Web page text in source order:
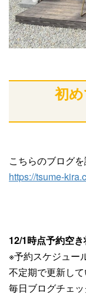
初
こちらのブログ
https://tsume-
12/1時点予約空
※予約スケジュー
不定期で更新し
毎日ブログチェ